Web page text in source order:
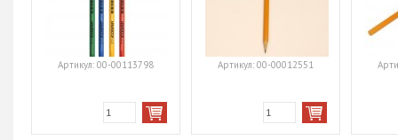
Артикул: 00-00113798 Артикул: 00-00012551